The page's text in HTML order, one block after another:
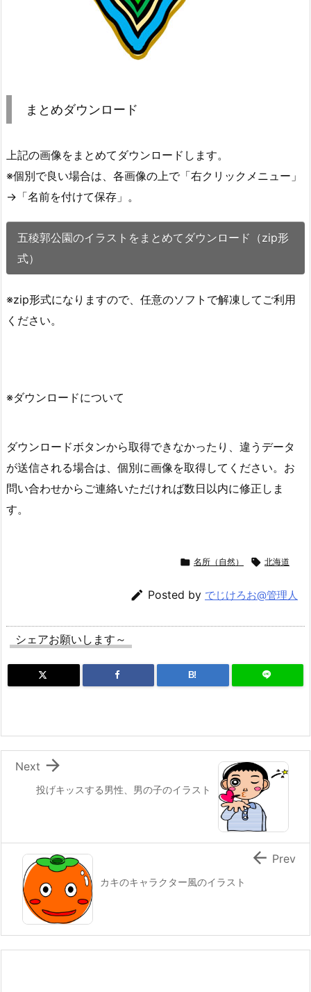
まとめダウンロード
上記の画像をまとめてダウンロードします。
※個別で良い場合は、各画像の上で「右クリックメニュー」
→「名前を付けて保存」。
五稜郭公園のイラストをまとめてダウンロード（zip形
式）
※zip形式になりますので、任意のソフトで解凍してご利用
ください。
※ダウンロードについて
ダウンロードボタンから取得できなかったり、違うデータ
が送信される場合は、個別に画像を取得してください。お
問い合わせからご連絡いただければ数日以内に修正しま
す。
 名所（自然）  北海道
 Posted by でじけろお@管理人
シェアお願いします～
B!
投げキッスする男性、男の子のイラスト

Next
カキのキャラクター風のイラスト
 Prev